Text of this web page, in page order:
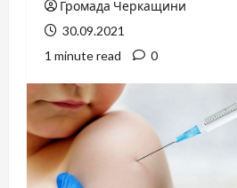
Громада Черкащини
30.09.2021
1 minute read
0